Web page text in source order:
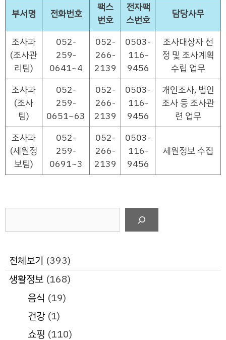
부서명 전화번호
팩스
번호
전자팩
스번호
담당사무
조사과
(조사관
리팀)
052-
259-
0641~4
052-
266-
2139
0503-
116-
9456
조사대상자 선
정 및 조사계획
수립 업무
조사과
(조사
팀)
052-
259-
0651~63
052-
266-
2139
0503-
116-
9456
개인조사, 법인
조사 등 조사관
련 업무
조사과
(세원정
보팀)
052-
259-
0691~3
052-
266-
2139
0503-
116-
9456
세원정보 수집
전체보기 (393)
생활정보 (168)
음식 (19)
건강(1)
쇼핑 (110)